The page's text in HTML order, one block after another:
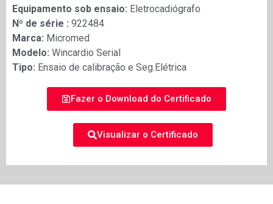
Equipamento sob ensaio: Eletrocadiógrafo
Nº de série : 922484
Marca: Micromed
Modelo: Wincardio Serial
Tipo: Ensaio de calibração e Seg.Elétrica
Fazer o Download do Certificado
Visualizar o Certificado